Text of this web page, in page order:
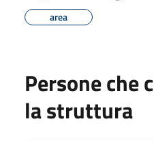
area
Persone che
la struttura